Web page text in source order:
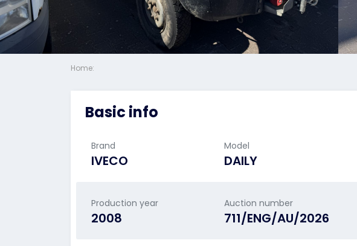
Home:
Basic info
Brand
IVECO
Model
DAILY
Production year
2008
Auction number
711/ENG/AU/2026